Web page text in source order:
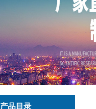
产品目录